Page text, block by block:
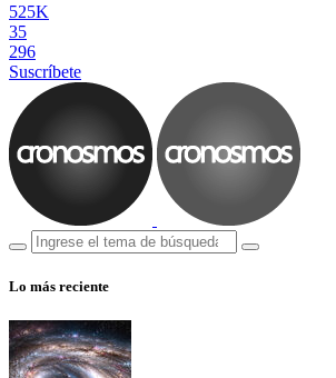
525K
35
296
Suscríbete
Lo más reciente